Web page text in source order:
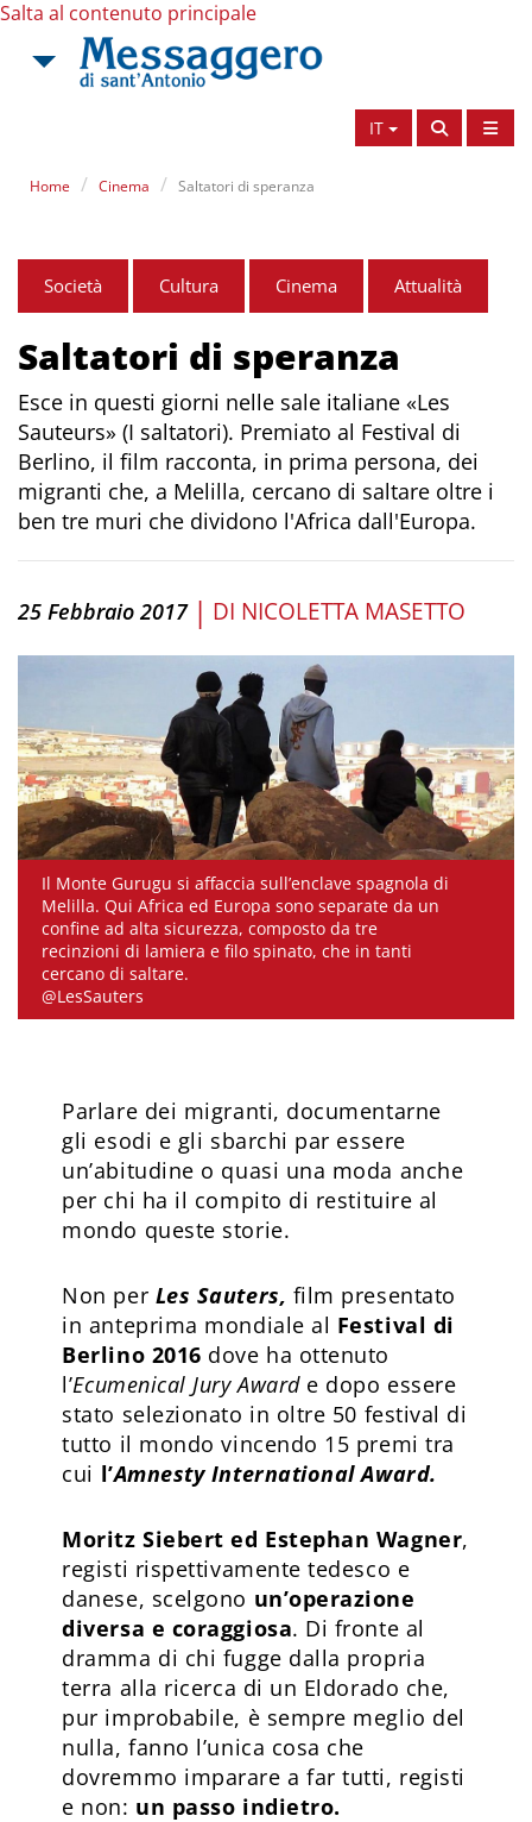
Salta al contenuto principale
IT
Home Cinema Saltatori di speranza
Società Cultura Cinema Attualità
Saltatori di speranza
Esce in questi giorni nelle sale italiane «Les
Sauteurs» (I saltatori). Premiato al Festival di
Berlino, il film racconta, in prima persona, dei
migranti che, a Melilla, cercano di saltare oltre i
ben tre muri che dividono l'Africa dall'Europa.
25 Febbraio 2017 | DI NICOLETTA MASETTO
Il Monte Gurugu si affaccia sull’enclave spagnola di
Melilla. Qui Africa ed Europa sono separate da un
confine ad alta sicurezza, composto da tre
recinzioni di lamiera e filo spinato, che in tanti
cercano di saltare.
@LesSauters
Parlare dei migranti, documentarne
gli esodi e gli sbarchi par essere
un’abitudine o quasi una moda anche
per chi ha il compito di restituire al
mondo queste storie.
Non per Les Sauters, film presentato
in anteprima mondiale al Festival di
Berlino 2016 dove ha ottenuto
l’Ecumenical Jury Award e dopo essere
stato selezionato in oltre 50 festival di
tutto il mondo vincendo 15 premi tra
cui l’Amnesty International Award.
Moritz Siebert ed Estephan Wagner,
registi rispettivamente tedesco e
danese, scelgono un’operazione
diversa e coraggiosa. Di fronte al
dramma di chi fugge dalla propria
terra alla ricerca di un Eldorado che,
pur improbabile, è sempre meglio del
nulla, fanno l’unica cosa che
dovremmo imparare a far tutti, registi
e non: un passo indietro.